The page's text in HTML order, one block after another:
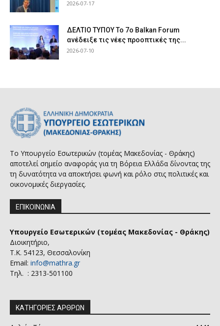
2026-07-17
ΔΕΛΤΙΟ ΤΥΠΟΥ Το 7ο Balkan Forum
ανέδειξε τις νέες προοπτικές της...
2026-07-10
Το Υπουργείο Εσωτερικών (τομέας Μακεδονίας - Θράκης)
αποτελεί σημείο αναφοράς για τη Βόρεια Ελλάδα δίνοντας της
τη δυνατότητα να αποκτήσει φωνή και ρόλο στις πολιτικές και
οικονομικές διεργασίες.
ΕΠΙΚΟΙΝΩΝΙΑ
Υπουργείο Εσωτερικών (τομέας Μακεδονίας - Θράκης)
Διοικητήριο,
Τ.Κ. 54123, Θεσσαλονίκη
Email: info@mathra.gr
Τηλ. : 2313-501100
ΚΑΤΗΓΟΡΙΕΣ ΑΡΘΡΩΝ